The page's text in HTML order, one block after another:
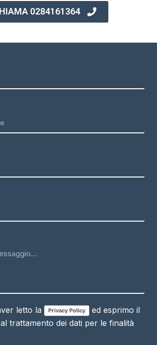
0284161364
letto la Privacy Policy
ed esprimo il
trattamento dei dati per le finalità